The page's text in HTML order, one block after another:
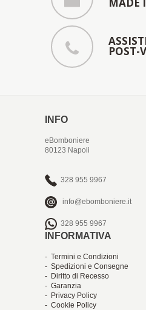
POST-
INFO
eBomboniere
80123 Napoli
328 955 9967
info@ebomboniere.it
328 955 9967
INFORMATIVA
- Termini e Condizioni
- Spedizioni e Consegne
- Diritto di Recesso
- Garanzia
- Privacy Policy
- Cookie Policy